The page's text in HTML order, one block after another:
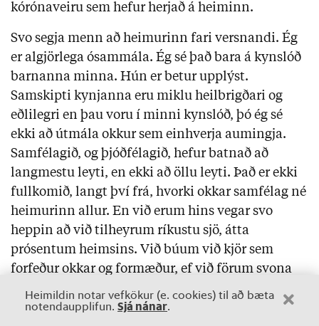
kórónaveiru sem hefur herjað á heiminn.
Svo segja menn að heimurinn fari versnandi. Ég
er algjörlega ósammála. Ég sé það bara á kynslóð
barnanna minna. Hún er betur upplýst.
Samskipti kynjanna eru miklu heilbrigðari og
eðlilegri en þau voru í minni kynslóð, þó ég sé
ekki að útmála okkur sem einhverja aumingja.
Samfélagið, og þjóðfélagið, hefur batnað að
langmestu leyti, en ekki að öllu leyti. Það er ekki
fullkomið, langt því frá, hvorki okkar samfélag né
heimurinn allur. En við erum hins vegar svo
heppin að við tilheyrum ríkustu sjö, átta
prósentum heimsins. Við búum við kjör sem
forfeður okkar og formæður, ef við förum svona
hundrað ár aftur í tímann, hefðu ekki getað látið
sig dreyma um, aldrei ímyndað sér þær framfarir
Heimildin notar vefkökur (e. cookies) til að bæta
notendaupplifun. Sjá nánar.